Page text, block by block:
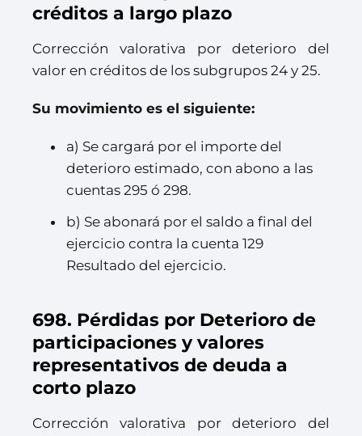
créditos a largo plazo
Corrección valorativa por deterioro del
valor en créditos de los subgrupos 24 y 25.
Su movimiento es el siguiente:
a) Se cargará por el importe del
deterioro estimado, con abono a las
cuentas 295 ó 298.
b) Se abonará por el saldo a final del
ejercicio contra la cuenta 129
Resultado del ejercicio.
698. Pérdidas por Deterioro de
participaciones y valores
representativos de deuda a
corto plazo
Corrección valorativa por deterioro del